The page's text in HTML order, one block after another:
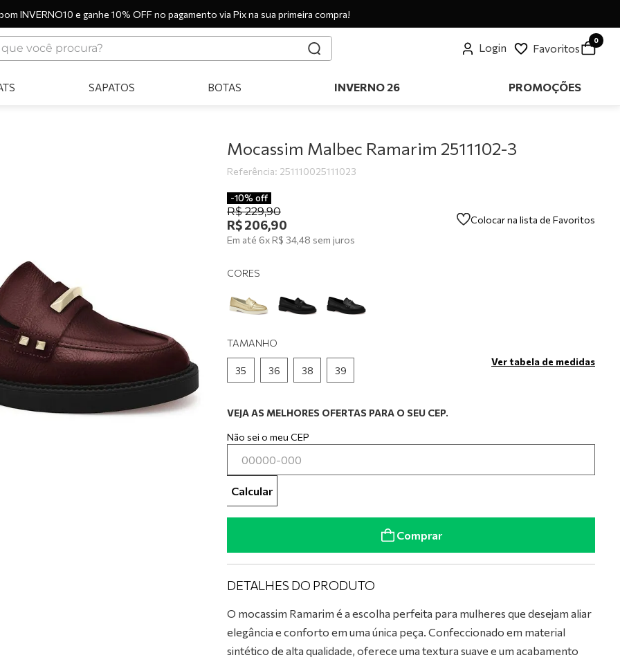
INVERNO10 e ganhe 10% OFF no pagamento via Pix na sua primeira compra!
você procura? Login Favoritos
0
SAPATOS BOTAS INVERNO 26 PROMOÇÕES
Mocassim Malbec Ramarim 2511102-3
Referência: 251110025111023
-10% off
R$ 229,90
R$206,90
Em até 6xR$ 34,48 sem juros
Colocar na lista de Favoritos
CORES
TAMANHO
35 36 38 39
Ver tabela de medidas
VEJA AS MELHORES OFERTAS PARA O SEU CEP.
Não sei o meu CEP
Calcular
Comprar
DETALHES DO PRODUTO
O mocassim Ramarim é a escolha perfeita para mulheres que desejam aliar
elegância e conforto em uma única peça. Confeccionado em material
sintético de alta qualidade, oferece uma textura suave e um acabamento
tênis branco
mocassim
º tênis preto